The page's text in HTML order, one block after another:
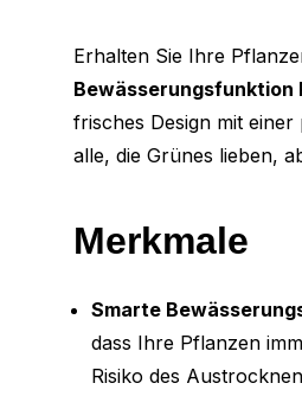
Erhalten Sie Ihre
Bewässerungsfunktion
frisches Design mit
alle, die Grünes lieben,
Merkmale
Smarte
dass Ihre Pflanzen
Risiko des